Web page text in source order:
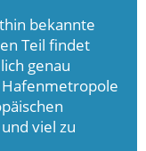
bekannte
Teil findet
genau
viel zu